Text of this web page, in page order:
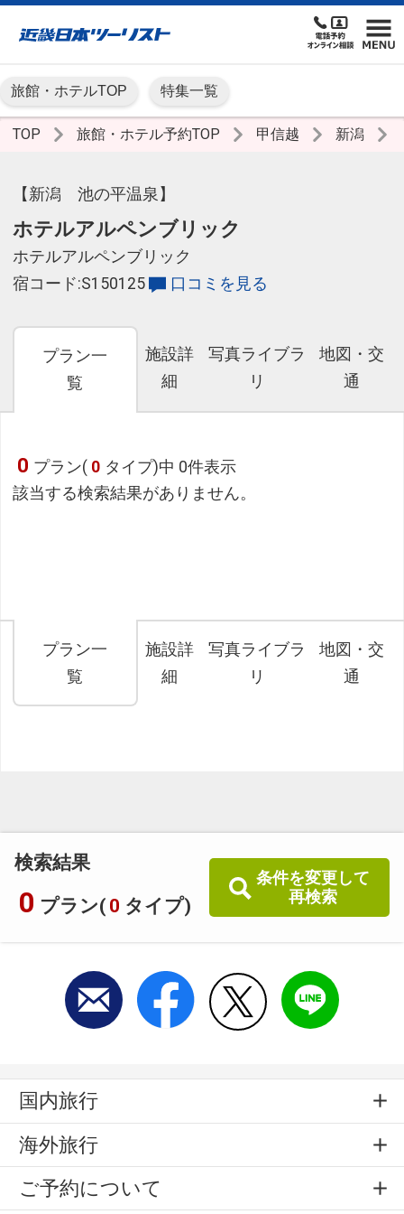
旅館・ホテルTOP 特集一覧
TOP 旅館・ホテル予約TOP 甲信越 新潟
【新潟 池の平温泉】
ホテルアルペンブリック
ホテルアルペンブリック
宿コード:S150125
口コミを見る
プラン一
覧
施設詳
細
写真ライブラ
リ
地図・交
通
検索結果
0 プラン( 0 タイプ)
条件を変更して
再検索
0 プラン( 0 タイプ)中 0件表示
該当する検索結果がありません。
プラン一
覧
施設詳
細
写真ライブラ
リ
地図・交
通
国内旅行
海外旅行
ご予約について